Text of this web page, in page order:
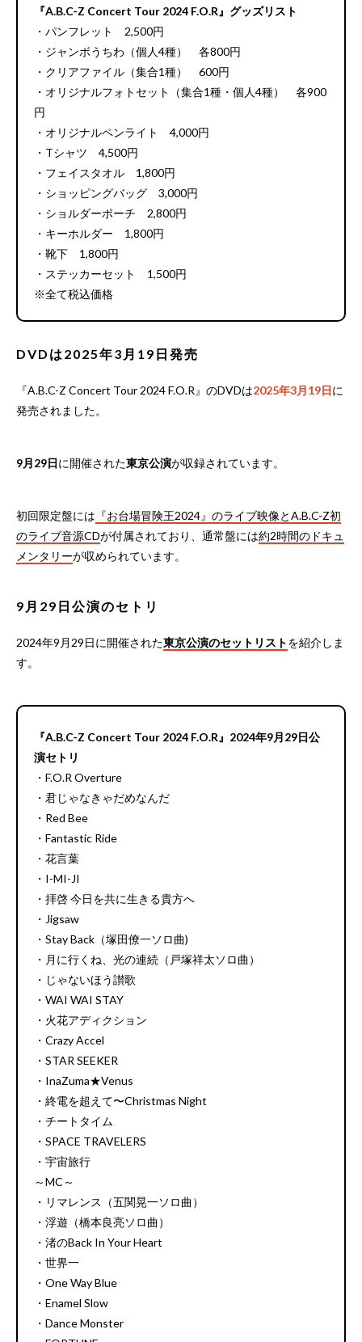
『A.B.C-Z Concert Tour 2024 F.O.R』グッズリスト
・パンフレット 2,500円
・ジャンボうちわ（個人4種） 各800円
・クリアファイル（集合1種） 600円
・オリジナルフォトセット（集合1種・個人4種） 各900
円
・オリジナルペンライト 4,000円
・Tシャツ 4,500円
・フェイスタオル 1,800円
・ショッピングバッグ 3,000円
・ショルダーポーチ 2,800円
・キーホルダー 1,800円
・靴下 1,800円
・ステッカーセット 1,500円
※全て税込価格
DVDは2025年3月19日発売
『A.B.C-Z Concert Tour 2024 F.O.R』のDVDは2025年3月19日に
発売されました。
9月29日に開催された東京公演が収録されています。
初回限定盤には 『お台場冒険王2024』のライブ映像とA.B.C-Z初
のライブ音源CDが付属されており、通常盤には約2時間のドキュ
メンタリーが収められています。
9月29日公演のセトリ
2024年9月29日に開催された東京公演のセットリストを紹介しま
す。
『A.B.C-Z Concert Tour 2024 F.O.R』2024年9月29日公
演セトリ
・F.O.R Overture
・君じゃなきゃだめなんだ
・Red Bee
・Fantastic Ride
・花言葉
・I-MI-JI
・拝啓 今日を共に生きる貴方へ
・Jigsaw
・Stay Back（塚田僚一ソロ曲)
・月に行くね、光の連続（戸塚祥太ソロ曲）
・じゃないほう讃歌
・WAI WAI STAY
・火花アディクション
・Crazy Accel
・STAR SEEKER
・InaZuma★Venus
・終電を超えて〜Christmas Night
・チートタイム
・SPACE TRAVELERS
・宇宙旅行
～MC～
・リマレンス（五関晃一ソロ曲）
・浮遊（橋本良亮ソロ曲）
・渚のBack In Your Heart
・世界一
・One Way Blue
・Enamel Slow
・Dance Monster